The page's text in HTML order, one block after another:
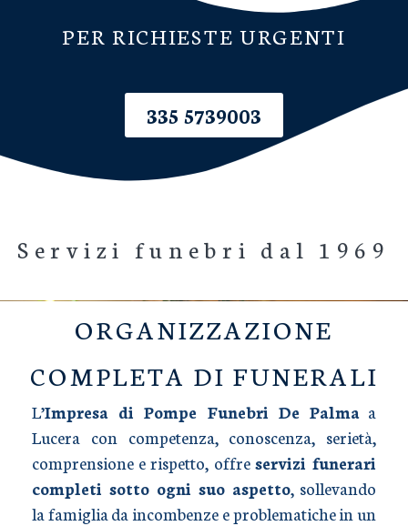
PER RICHIESTE URGENTI
335 5739003
Servizi funebri dal 1969
ORGANIZZAZIONE
COMPLETA DI FUNERALI
L’Impresa di Pompe Funebri De Palmaa
Lucera con competenza, conoscenza, serietà,
comprensione e rispetto, offreservizi funerari
completi sotto ogni suo aspetto, sollevando
la famiglia da incombenze e problematiche in un